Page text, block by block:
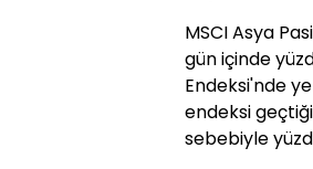
MSCI Asya
gün içinde
Endeksi'nde
endeksi
sebebiyle